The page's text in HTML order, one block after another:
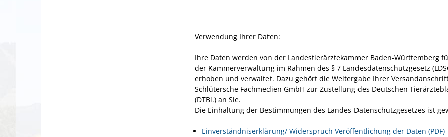
Verwendung Ihrer Daten:
Ihre Daten werden von der Landestierärztekammer Baden-Württemberg
der Kammerverwaltung im Rahmen des § 7 Landesdatenschutzgesetz
erhoben und verwaltet. Dazu gehört die Weitergabe Ihrer
Schlütersche Fachmedien GmbH zur Zustellung des Deutschen
(DTBl.) an Sie.
Die Einhaltung der Bestimmungen des Landes-Datenschutzgesetzes ist
Einverständniserklärung/ Widerspruch Veröffentlichung der Daten (PDF)